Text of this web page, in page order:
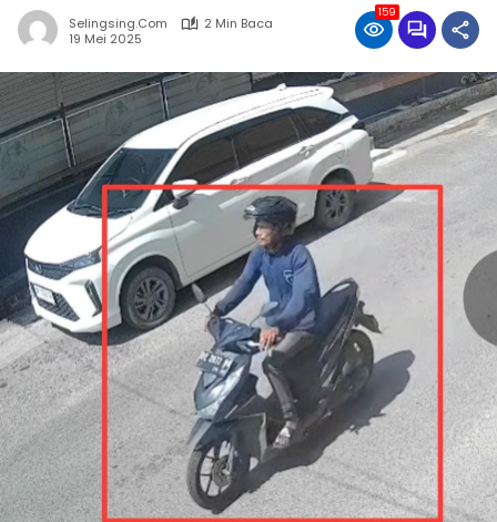
Selingsing.com
2 Min Baca
19 Mei 2025
159